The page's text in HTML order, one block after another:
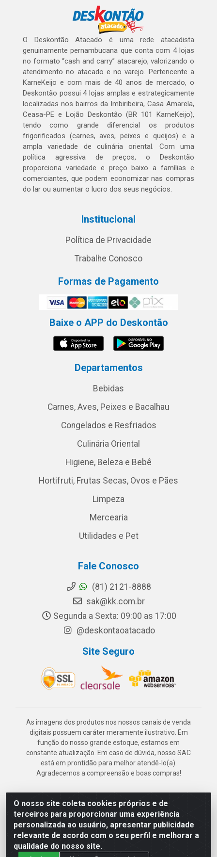
O nosso site coleta cookies próprios e de
terceiros para proporcionar uma experiência
personalizada ao usuário, apresentar publicidade
relevante de acordo com o seu perfil e melhorar a
qualidade do nosso site.
O Deskontão Atacado é uma rede atacadista
genuinamente pernambucana que conta com 4 lojas
no formato “cash and carry” atacarejo, valorizando o
atendimento no atacado e no varejo. Pertencente a
KarneKeijo e com mais de 40 anos de mercado, o
Deskontão possui 4 lojas amplas e estrategicamente
localizadas nos bairros da Imbiribeira, Casa Amarela,
Ceasa-PE e Lojão Deskontão (BR 101 KarneKeijo),
tendo como grande diferencial os produtos
frigorificados (carnes, aves, peixes e queijos) e a
ampla variedade de culinária oriental. Com uma
política agressiva de preços, o Deskontão
proporciona variedade e preço baixo a famílias e
comerciantes, que podem economizar nas compras
do lar ou aumentar o lucro dos seus negócios.
Institucional
Política de Privacidade
Trabalhe Conosco
Formas de Pagamento
Baixe o APP do Deskontão
Departamentos
Bebidas
Carnes, Aves, Peixes e Bacalhau
Congelados e Resfriados
Culinária Oriental
Higiene, Beleza e Bebê
Hortifruti, Frutas Secas, Ovos e Pães
Limpeza
Mercearia
Utilidades e Pet
Fale Conosco
(81) 2121-8888
sak@kk.com.br
Segunda a Sexta: 09:00 as 17:00
@deskontaoatacado
Site Seguro
As imagens dos produtos nos nossos canais de venda
digitais possuem caráter meramente ilustrativo. Em
função do nosso grande estoque, estamos em
constante atualização. Em caso de dúvida, nosso SAC
está em prontidão para melhor atendê-lo(a).
Agradecemos a compreensão e boas compras!
Deskontão Atacado - Av. Marechal Mascarenhas de Morais, 2471 -
Imbiribeira - Recife/PE - CEP 51.150-001 - CNPJ 24.150.377/0003-
57